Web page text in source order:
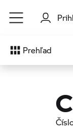
Prejsť na hlavný
Prehľad